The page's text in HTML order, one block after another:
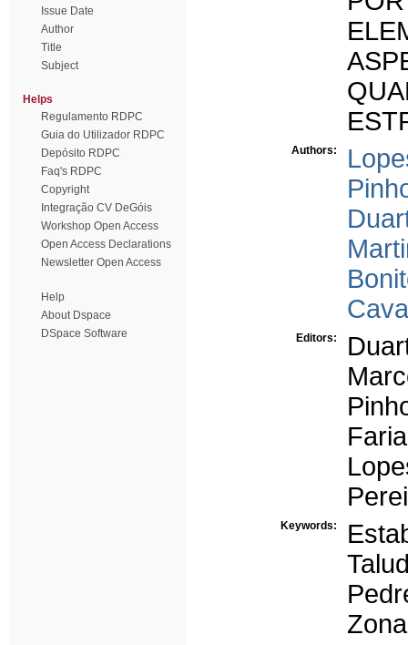
Issue Date
Author
Title
Subject
Helps
Regulamento RDPC
Guia do Utilizador RDPC
Depósito RDPC
Faq's RDPC
Copyright
Integração CV DeGóis
Workshop Open Access
Open Access Declarations
Newsletter Open Access
Help
About Dspace
DSpace Software
Authors:
Editors:
Keywords: